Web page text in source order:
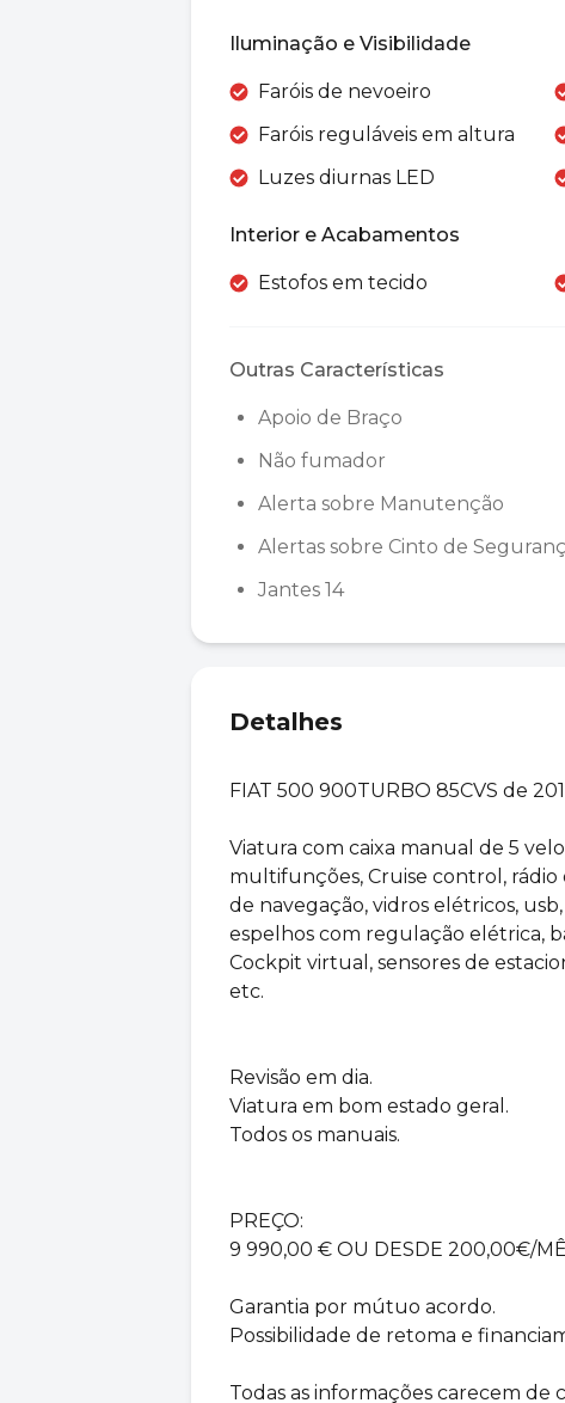
Iluminação e Visibilidade
Faróis de nevoeiro
Faróis reguláveis em altura
Luzes diurnas LED
Interior e Acabamentos
Estofos em tecido
Outras Características
Apoio de Braço
Não fumador
Alerta sobre Manutenção
Alertas sobre Cinto de
Jantes 14
Detalhes
FIAT 500 900TURBO 85CVS de
Viatura com caixa manual de 5
multifunções, Cruise control,
de navegação, vidros elétricos,
espelhos com regulação elétrica,
Cockpit virtual, sensores de
etc.
Revisão em dia.
Viatura em bom estado geral.
Todos os manuais.
PREÇO:
9 990,00 € OU DESDE 200,00€/
Garantia por mútuo acordo.
Possibilidade de retoma e
Todas as informações carecem